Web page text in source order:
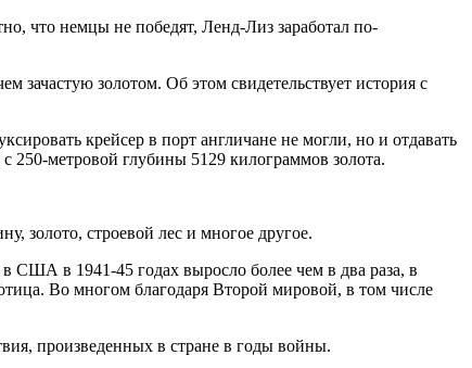
что немцы не победят, Ленд-Лиз заработал по-
золотом. Об этом свидетельствует история с
крейсер в порт англичане не могли, но и отдавать
250-метровой глубины 5129 килограммов золота.
золото, строевой лес и многое другое.
в 1941-45 годах выросло более чем в два раза, в
Во многом благодаря Второй мировой, в том числе
произведенных в стране в годы войны.